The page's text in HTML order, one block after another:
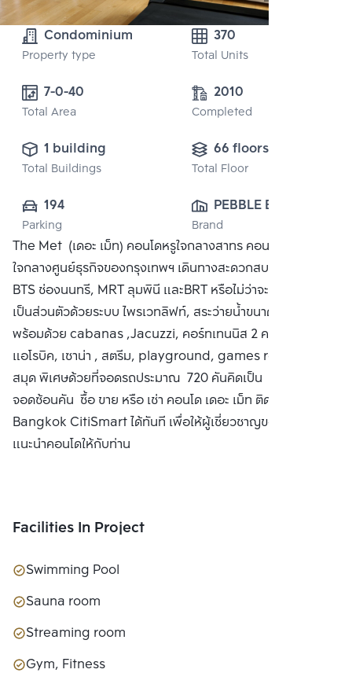
Condominium
Property type
370
Total Units
7-0-40
Total Area
2010
Completed
1 building
Total Buildings
66 floors
Total Floor
194
Parking
PEBBLE BAY
(THAILAND) CO.,
LTD.
Brand
The Met (เดอะ เม็ท) คอนโดหรูใจกลางสาทร คอนโดสูง 66 ชั้น
ใจกลางศูนย์ธุรกิจของกรุงเทพฯ เดินทางสะดวกสบายสู่รถไฟฟ้า
BTS ช่องนนทรี, MRT ลุมพินี และBRT หรือไม่ว่าจะเป็นทางด่วน
เป็นส่วนตัวด้วยระบบ ไพรเวทลิฟท์, สระว่ายน้ำขนาด 50 เมตร
พร้อมด้วย cabanas ,Jacuzzi, คอร์ทเทนนิส 2 คอร์ท, ห้อง
แอโรบิค, เซาน่า , สตรีม, playground, games room, ห้อง
สมุด พิเศษด้วยที่จอดรถประมาณ 720 คันคิดเป็น 194% ไม่รวม
จอดซ้อนคัน ซื้อ ขาย หรือ เช่า คอนโด เดอะ เม็ท ติดต่อหาเรา
Bangkok CitiSmart ได้ทันที เพื่อให้ผู้เชี่ยวชาญของเราได้
แนะนำคอนโดให้กับท่าน
Facilities In Project
Swimming Pool
Sauna room
Streaming room
Gym, Fitness